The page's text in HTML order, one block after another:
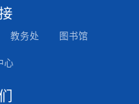
教务处 图书馆
心